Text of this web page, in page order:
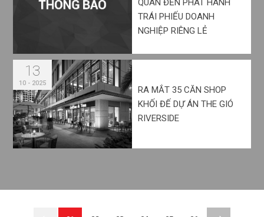
QUAN ĐẾN PHÁT HÀNH
TRÁI PHIẾU DOANH
NGHIỆP RIÊNG LẺ
13
10 - 2025
RA MẮT 35 CĂN SHOP
KHỐI ĐẾ DỰ ÁN THE GIÓ
RIVERSIDE